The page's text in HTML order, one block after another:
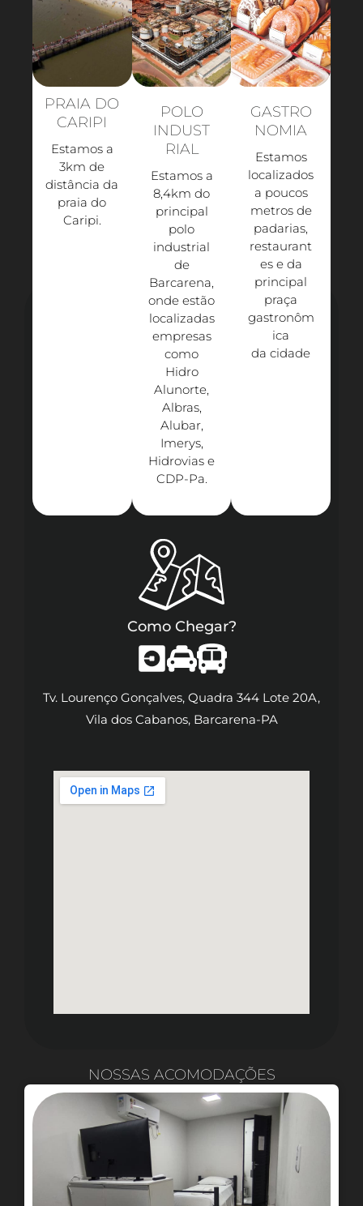
PRAIA DO
CARIPI
Estamos a
3km de
distância da
praia do
Caripi.​
POLO
INDUST
RIAL
Estamos a
8,4km do
principal
polo
industrial
de
Barcarena,
onde estão
localizadas
empresas
como
Hidro
Alunorte,
Albras,
Alubar,
Imerys,
Hidrovias e
CDP-Pa.​
GASTRO
NOMIA
Estamos
localizados
a poucos
metros de
padarias,
restaurant
es e da
principal
praça
gastronôm
ica
da cidade
Como Chegar?
Tv. Lourenço Gonçalves, Quadra 344 Lote 20A,
Vila dos Cabanos, Barcarena-PA
NOSSAS ACOMODAÇÕES